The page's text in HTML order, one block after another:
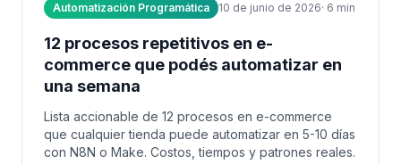
Automatización Programática 10 de junio de 2026· 6 min
12 procesos repetitivos en e-
commerce que podés automatizar en
una semana
Lista accionable de 12 procesos en e-commerce
que cualquier tienda puede automatizar en 5-10 días
con N8N o Make. Costos, tiempos y patrones reales.